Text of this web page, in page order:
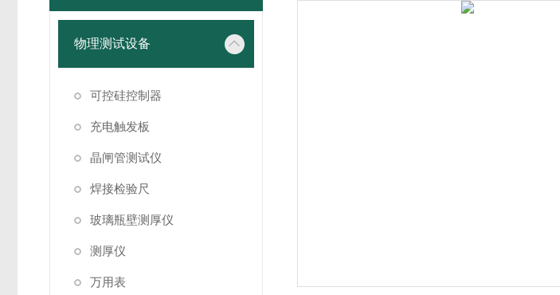
物理测试设备
可控硅控制器
充电触发板
晶闸管测试仪
焊接检验尺
玻璃瓶壁测厚仪
测厚仪
万用表